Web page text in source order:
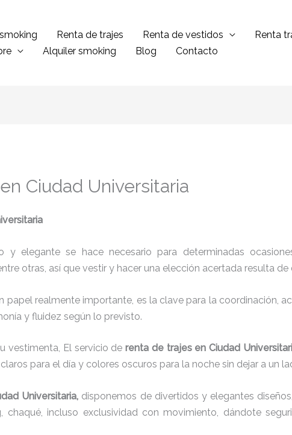
Renta de trajes Renta de vestidos Renta
Alquiler smoking Blog Contacto
Ciudad Universitaria
y elegante se hace necesario para determinadas
otras, así que vestir y hacer una elección acertada resulta
papel realmente importante, es la clave para la coordinación,
y fluidez según lo previsto.
vestimenta, El servicio derenta de trajes en Ciudad
para el día y colores oscuros para la noche sin dejar a un
Universitaria, disponemos de divertidos y elegantes
chaqué, incluso exclusividad con movimiento, dándote